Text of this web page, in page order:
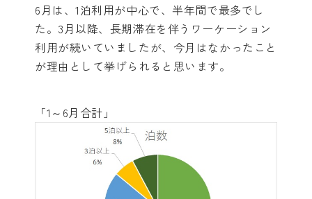
6月は、1泊利用が中心で、半年間で最多でし
た。3月以降、長期滞在を伴うワーケーション
利用が続いていましたが、今月はなかったこと
が理由として挙げられると思います。
「1～6月合計」